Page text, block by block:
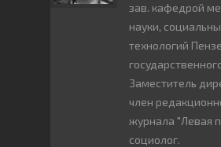
зав. кафедрой
науки,
технологий
Заместитель
член
журнала "Левая
социолог.